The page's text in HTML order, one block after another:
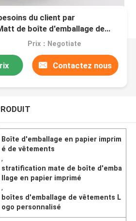
du client par
de boîte d'emballage de
habillementPrix：Negotiate
Contactez nous
Boîte d'emballage en papier imprim
é de vêtements
,
stratification mate de boîte d'emba
llage en papier imprimé
,
boîtes d'emballage de vêtements L
ogo personnalisé